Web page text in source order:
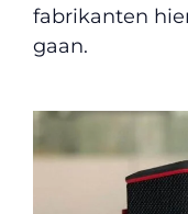
fabrikanten
gaan.